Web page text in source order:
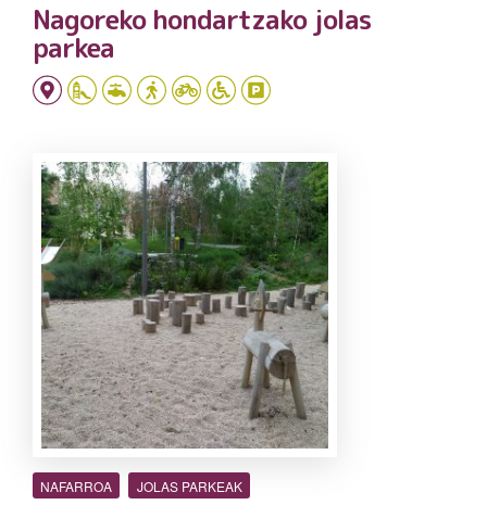
Nagoreko hondartzako jolas
parkea
NAFARROA JOLAS PARKEAK